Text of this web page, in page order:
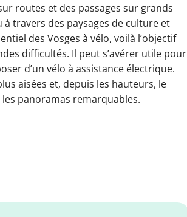
routes et des passages sur grands
travers des paysages de culture et
des Vosges à vélo, voilà l’objectif
difficultés. Il peut s’avérer utile pour
d’un vélo à assistance électrique.
aisées et, depuis les hauteurs, le
panoramas remarquables.